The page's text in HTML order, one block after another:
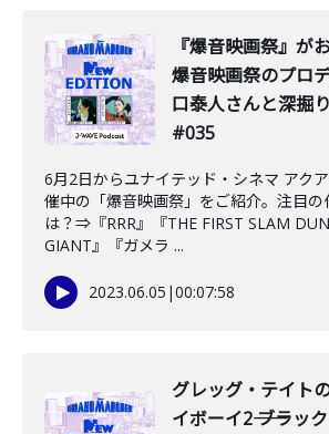
『爆音映画祭』が
爆音映画祭のプロ
口泰人さんと深掘
#035
6月2日からユナイテッド・シネマ アク
催中の「爆音映画祭」をご紹介。注目
は？⇒『RRR』『THE FIRST SLAM
GIANT』『ガメラ ...
2023.06.05 |00:07:58
グレッグ・テイト
イボーイ2―― ブラッ